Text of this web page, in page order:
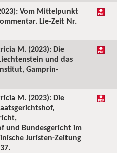
Vom Mittelpunkt
Lie-Zeit Nr.
M. (2023): Die
und das
Gamprin-
M. (2023): Die
und Bundesgericht im
Juristen-Zeitung